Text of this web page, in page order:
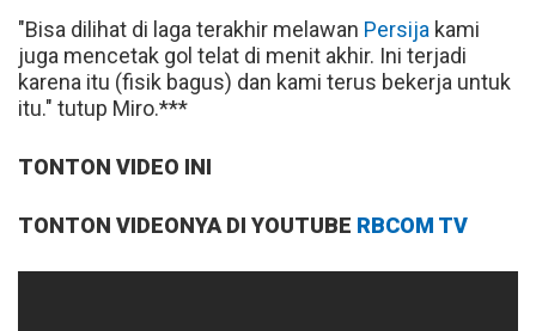
"Bisa dilihat di laga terakhir melawan Persija kami
juga mencetak gol telat di menit akhir. Ini terjadi
karena itu (fisik bagus) dan kami terus bekerja untuk
itu." tutup Miro.***
TONTON VIDEO INI
TONTON VIDEONYA DI YOUTUBE RBCOM TV